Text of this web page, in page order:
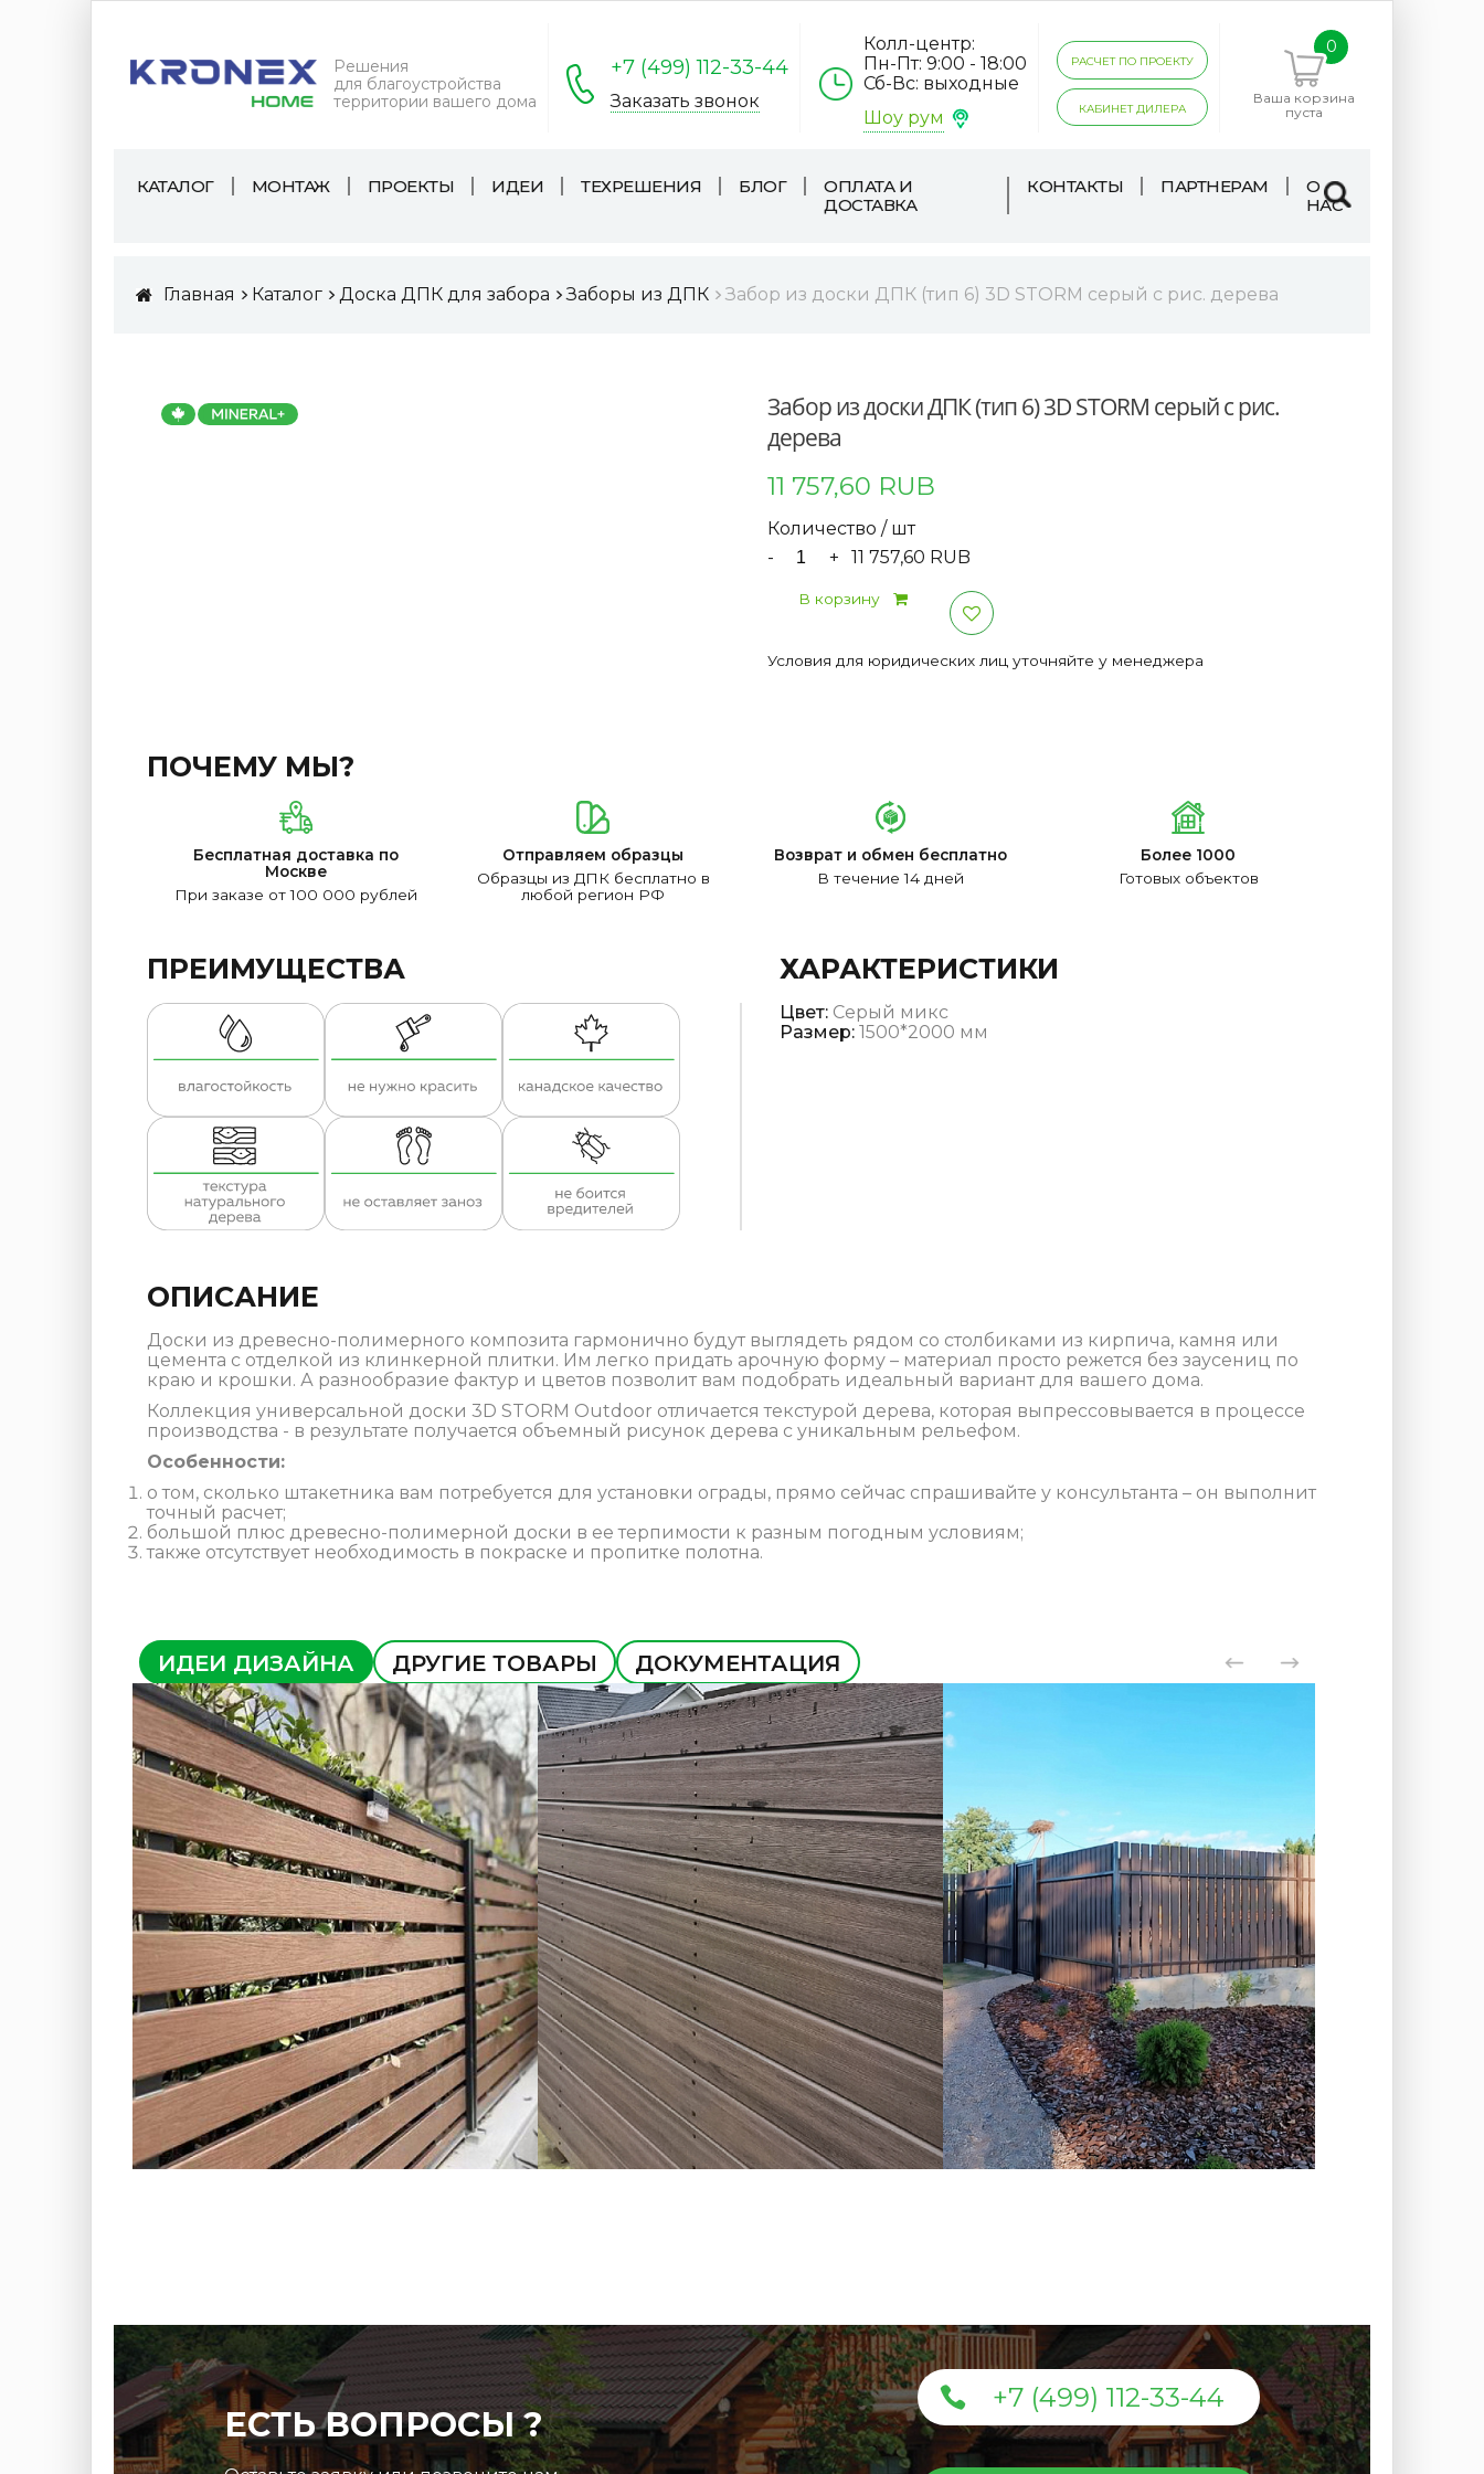
Решения
для благоустройства
территории вашего дома
+7 (499) 112-33-44
Заказать звонок
Колл-центр:
Пн-Пт: 9:00 - 18:00
Сб-Вс: выходные
Шоу рум
РАСЧЕТ ПО ПРОЕКТУ
КАБИНЕТ ДИЛЕРА
0
Ваша корзина
пуста
КАТАЛОГ МОНТАЖ ПРОЕКТЫ ИДЕИ ТЕХРЕШЕНИЯ БЛОГ
ОПЛАТА И
ДОСТАВКА
КОНТАКТЫ ПАРТНЕРАМ
О
НАС
Главная Каталог Доска ДПК для забора Заборы из ДПК Забор из доски ДПК (тип 6) 3D STORM серый с рис. дерева
Забор из доски ДПК (тип 6) 3D STORM серый с рис.
дерева
11 757,60 RUB
Количество / шт
-
+ 11 757,60 RUB
В корзину
Условия для юридических лиц уточняйте у менеджера
ПОЧЕМУ МЫ?
Бесплатная доставка по
Москве
При заказе от 100 000 рублей
Отправляем образцы
Образцы из ДПК бесплатно в
любой регион РФ
Возврат и обмен бесплатно
В течение 14 дней
Более 1000
Готовых объектов
ПРЕИМУЩЕСТВА ХАРАКТЕРИСТИКИ
Цвет: Серый микс
Размер: 1500*2000 мм
ОПИСАНИЕ
Доски из древесно-полимерного композита гармонично будут выглядеть рядом со столбиками из кирпича, камня или
цемента с отделкой из клинкерной плитки. Им легко придать арочную форму – материал просто режется без заусениц по
краю и крошки. А разнообразие фактур и цветов позволит вам подобрать идеальный вариант для вашего дома.
Коллекция универсальной доски 3D STORM Outdoor отличается текстурой дерева, которая выпрессовывается в процессе
производства - в результате получается объемный рисунок дерева с уникальным рельефом.
Особенности:
о том, сколько штакетника вам потребуется для установки ограды, прямо сейчас спрашивайте у консультанта – он выполнит
точный расчет;
большой плюс древесно-полимерной доски в ее терпимости к разным погодным условиям;
также отсутствует необходимость в покраске и пропитке полотна.
ИДЕИ ДИЗАЙНА ДРУГИЕ ТОВАРЫ ДОКУМЕНТАЦИЯ
1c3e5544e9814e6bcd1aa40ec964a820
ЕСТЬ ВОПРОСЫ ?
+7 (499) 112-33-44